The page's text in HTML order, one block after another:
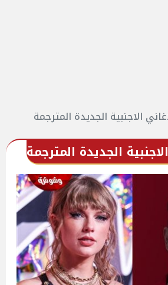
الاجنبية الجديدة المترجمة
الجديدة المترجمة